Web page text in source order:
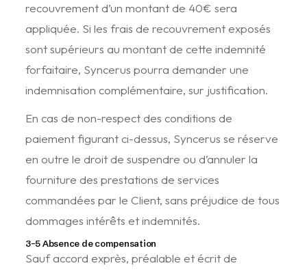
recouvrement d’un montant de 40€ sera
appliquée. Si les frais de recouvrement exposés
sont supérieurs au montant de cette indemnité
forfaitaire, Syncerus pourra demander une
indemnisation complémentaire, sur justification.
En cas de non-respect des conditions de
paiement figurant ci-dessus, Syncerus se réserve
en outre le droit de suspendre ou d’annuler la
fourniture des prestations de services
commandées par le Client, sans préjudice de tous
dommages intérêts et indemnités.
3-5 Absence de compensation
Sauf accord exprès, préalable et écrit de